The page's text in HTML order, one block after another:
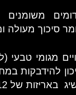
סיכוך מעולה
מגומי טבעי
להידבקות
של 12 או של 5 קונדומים.